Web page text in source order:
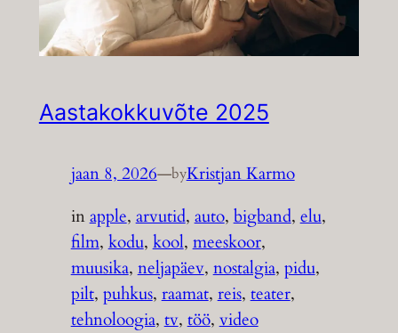
Aastakokkuvõte 2025
jaan 8, 2026—byKristjan Karmo
inapple, arvutid, auto, bigband, elu
film, kodu, kool, meeskoor
muusika, neljapäev, nostalgia, pidu
pilt, puhkus, raamat, reis, teater
tehnoloogia, tv, töö, video